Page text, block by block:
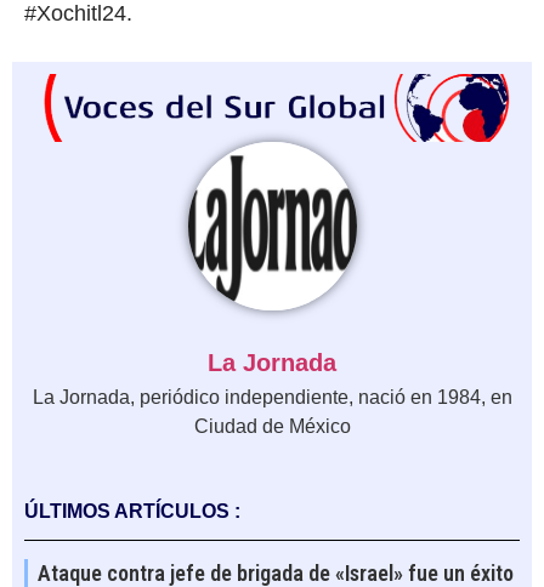
#Xochitl24.
La Jornada
La Jornada, periódico independiente, nació en 1984, en
Ciudad de México
ÚLTIMOS ARTÍCULOS :
Ataque contra jefe de brigada de «Israel» fue un éxito